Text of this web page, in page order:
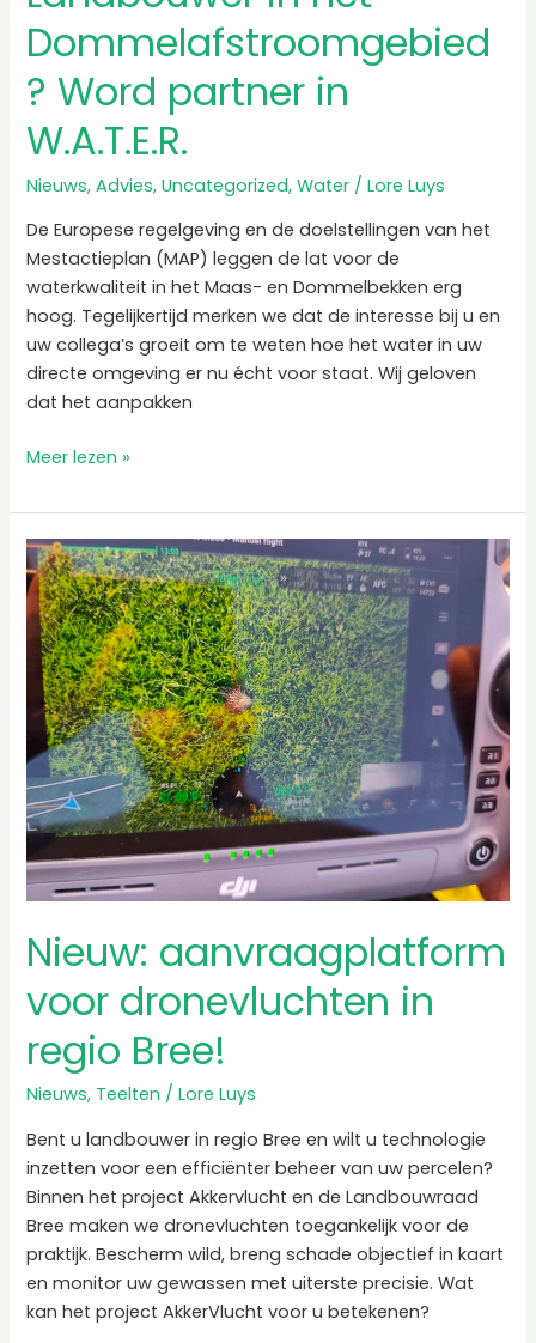
Dommelafstroomgebied
? Word partner in
W.A.T.E.R.
Nieuws,Advies,Uncategorized,Water /Lore Luys
De Europese regelgeving en de doelstellingen van het
Mestactieplan (MAP) leggen de lat voor de
waterkwaliteit in het Maas- en Dommelbekken erg
hoog. Tegelijkertijd merken we dat de interesse bij u en
uw collega’s groeit om te weten hoe het water in uw
directe omgeving er nu écht voor staat. Wij geloven
dat het aanpakken
Meer lezen »
Nieuw: aanvraagplatform
voor dronevluchten in
regio Bree!
Nieuws, Teelten /Lore Luys
Bent u landbouwer in regio Bree en wilt u technologie
inzetten voor een efficiënter beheer van uw percelen?
Binnen het project Akkervlucht en de Landbouwraad
Bree maken we dronevluchten toegankelijk voor de
praktijk. Bescherm wild, breng schade objectief in kaart
en monitor uw gewassen met uiterste precisie. Wat
kan het project AkkerVlucht voor u betekenen?
Nieuw:
aanvraagplatform
voor
dronevluchten
regio
Bree!